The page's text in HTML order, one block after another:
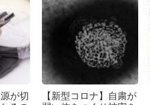
が切
【新型コロナ】自粛が